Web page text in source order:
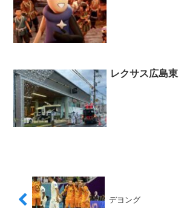
レクサス広島東
デヨング